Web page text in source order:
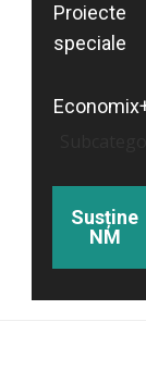
Proiecte
speciale
Susține
NM